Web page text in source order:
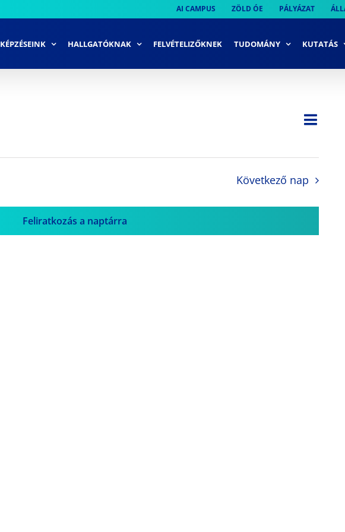
AI CAMPUS ZÖLD ÓE PÁLYÁZAT
KÉPZÉSEINK HALLGATÓKNAK FELVÉTELIZŐKNEK TUDOMÁNY KUTATÁS
Nap
Következő nap
Feliratkozás a naptárra